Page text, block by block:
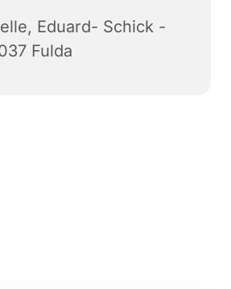
Eduard- Schick -
Fulda